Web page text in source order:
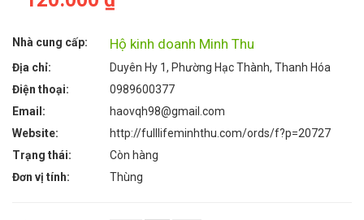
Nhà cung cấp: Hộ kinh doanh Minh Thu
Địa chỉ:
Duyên Hy 1, Phường Hạc Thành, Thanh Hóa
Điện thoại:
0989600377
Email:
haovqh98@gmail.com
Website:
http://fulllifeminhthu.com/ords/f?p=20727
Trạng thái:
Còn hàng
Đơn vị tính:
Thùng